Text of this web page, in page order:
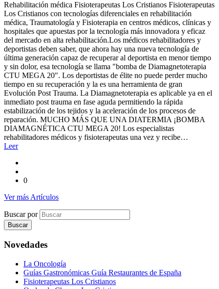
Rehabilitación médica Fisioterapeutas Los Cristianos Fisioterapeutas
Los Cristianos con tecnologías diferenciales en rehabilitación
médica, Traumatología y Fisioterapia en centros médicos, clínicas y
hospitales que apuestas por la tecnología más innovadora y eficaz
del mercado en alta rehabilitación.Los médicos rehabilitadores y
deportistas deben saber, que ahora hay una nueva tecnología de
última generación capaz de recuperar al deportista en menor tiempo
y sin dolor, esa tecnología se llama "bomba de Diamagnetoterapia
CTU MEGA 20". Los deportistas de élite no puede perder mucho
tiempo en su recuperación y la es una herramienta de gran
Evolución Post Trauma. La Diamagnetoterapia es aplicable ya en el
inmediato post trauma en fase aguda permitiendo la rápida
estabilización de los tejidos y la aceleración de los procesos de
reparación. MUCHO MÁS QUE UNA DIATERMIA ¡BOMBA
DIAMAGNÉTICA CTU MEGA 20! Los especialistas
rehabilitadores médicos y fisioterapeutas una vez y recibe…
Leer
0
Ver más Artículos
Buscar por
Novedades
La Oncología
Guías Gastronómicas Guía Restaurantes de España
Fisioterapeutas Los Cristianos